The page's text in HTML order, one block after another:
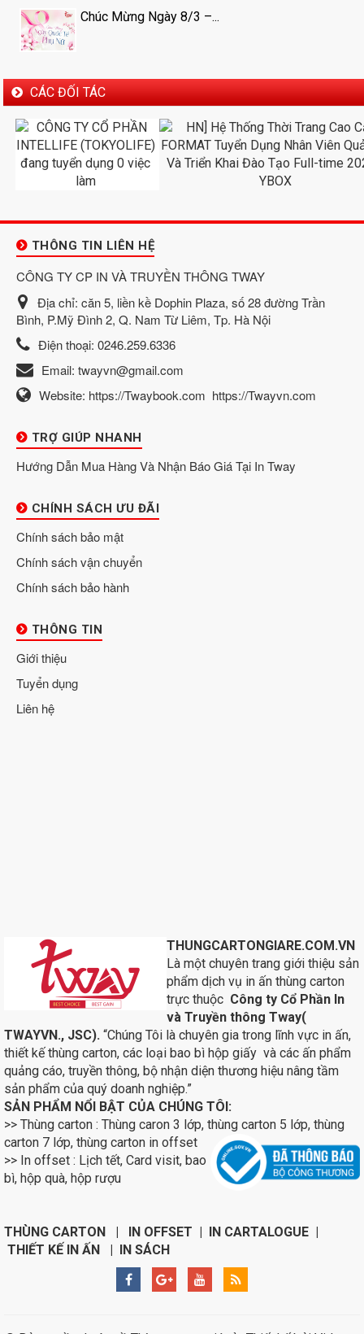
Chúc Mừng Ngày 8/3 –...
CÁC ĐỐI TÁC
THÔNG TIN LIÊN HỆ
CÔNG TY CP IN VÀ TRUYỀN THÔNG TWAY
Địa chỉ: căn 5, liền kề Dophin Plaza, số 28 đường Trần
Bình, P.Mỹ Đình 2, Q. Nam Từ Liêm, Tp. Hà Nội
Điện thoại: 0246.259.6336
Email: twayvn@gmail.com
Website: https://Twaybook.com https://Twayvn.com
TRỢ GIÚP NHANH
Hướng Dẫn Mua Hàng Và Nhận Báo Giá Tại In Tway
CHÍNH SÁCH ƯU ĐÃI
Chính sách bảo mật
Chính sách vận chuyển
Chính sách bảo hành
THÔNG TIN
Giới thiệu
Tuyển dụng
Liên hệ
THUNGCARTONGIARE.COM.VN
Là một chuyên trang giới thiệu sản
phẩm dịch vụ in ấn thùng carton
trực thuộc Công ty Cổ Phần In
và Truyền thông Tway(
TWAYVN., JSC). “Chúng Tôi là chuyên gia trong lĩnh vực in ấn,
thiết kế thùng carton, các loại bao bì hộp giấy và các ấn phẩm
quảng cáo, truyền thông, bộ nhận diện thương hiệu nâng tầm
sản phẩm của quý doanh nghiệp.”
SẢN PHẨM NỔI BẬT CỦA CHÚNG TÔI:
>> Thùng carton : Thùng caron 3 lớp, thùng carton 5 lớp, thùng
carton 7 lớp, thùng carton in offset
>> In offset : Lịch tết, Card visit, bao
bì, hộp quà, hộp rượu
THÙNG CARTON | IN OFFSET | IN CARTALOGUE |
THIẾT KẾ IN ẤN | IN SÁCH